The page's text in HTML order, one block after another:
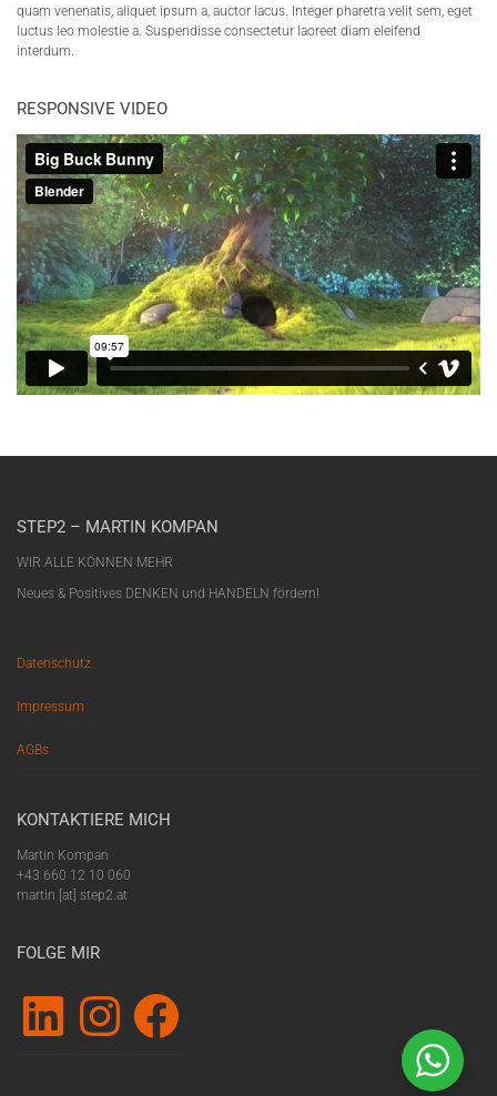
quam venenatis, aliquet ipsum a, auctor lacus. Integer pharetra velit sem, eget
luctus leo molestie a. Suspendisse consectetur laoreet diam eleifend
interdum.
RESPONSIVE VIDEO
STEP2 – MARTIN KOMPAN
WIR ALLE KÖNNEN MEHR
Neues & Positives DENKEN und HANDELN fördern!
Datenschutz
Impressum
AGBs
KONTAKTIERE MICH
Martin Kompan
+43 660 12 10 060
martin [at] step2.at
FOLGE MIR